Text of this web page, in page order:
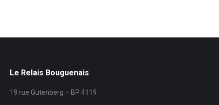
Le Relais Bouguenais
19 rue Gutenberg – BP 4119